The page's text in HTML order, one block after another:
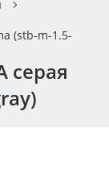
(stb-m-1.5-
серая